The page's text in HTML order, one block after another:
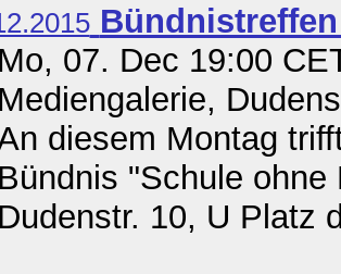
Mo, 07. Dec 19:00
Mediengalerie,
diesem Montag
Bündnis "Schule
Dudenstr. 10, U Platz